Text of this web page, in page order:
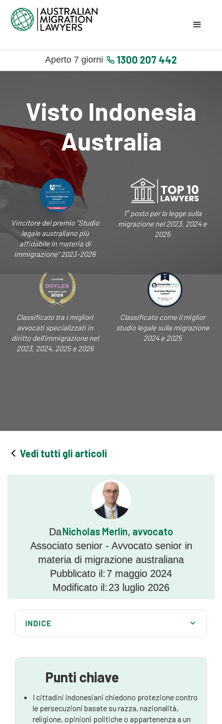
Aperto 7 giorni 1300 207 442
Visto Indonesia
Australia
Vincitore del premio "Studio
legale australiano più
affidabile in materia di
immigrazione" 2023-2026
1° posto per la legge sulla
migrazione nel 2023, 2024 e
2025
Classificato tra i migliori
avvocati specializzati in
diritto dell'immigrazione nel
2023, 2024, 2025 e 2026
Classificato come il miglior
studio legale sulla migrazione
2024 e 2025
Vedi tutti gli articoli
DaNicholas Merlin, avvocato
Associato senior - Avvocato senior in
materia di migrazione australiana
Pubblicato il: 7 maggio 2024
Modificato il: 23 luglio 2026
INDICE
Punti chiave
I cittadini indonesiani chiedono protezione contro
le persecuzioni basate su razza, nazionalità,
religione, opinioni politiche o appartenenza a un